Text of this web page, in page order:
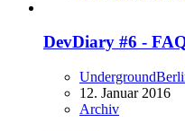
DevDiary #6 -
12. Januar 2016
Archiv